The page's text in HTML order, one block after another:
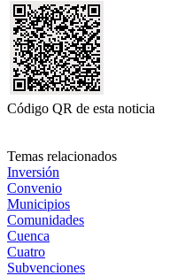
Código QR de esta noticia
Temas relacionados
Inversión
Convenio
Municipios
Comunidades
Cuenca
Cuatro
Subvenciones